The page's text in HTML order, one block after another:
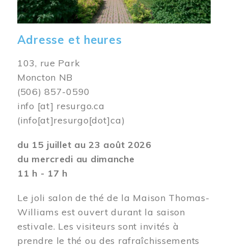
Adresse et heures
103, rue Park
Moncton NB
(506) 857-0590
info [at] resurgo.ca
(info[at]resurgo[dot]ca)
du 15 juillet au 23 août 2026
du mercredi au dimanche
11 h - 17 h
Le joli salon de thé de la Maison Thomas-
Williams est ouvert durant la saison
estivale. Les visiteurs sont invités à
prendre le thé ou des rafraîchissements